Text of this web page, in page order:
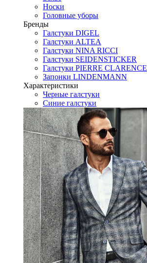
Носки
Головные уборы
Бренды
Галстуки DIGEL
Галстуки ALTEA
Галстуки NINA RICCI
Галстуки SEIDENSTICKER
Галстуки PIERRE CLARENCE
Запонки LINDENMANN
Характеристики
Черные галстуки
Синие галстуки